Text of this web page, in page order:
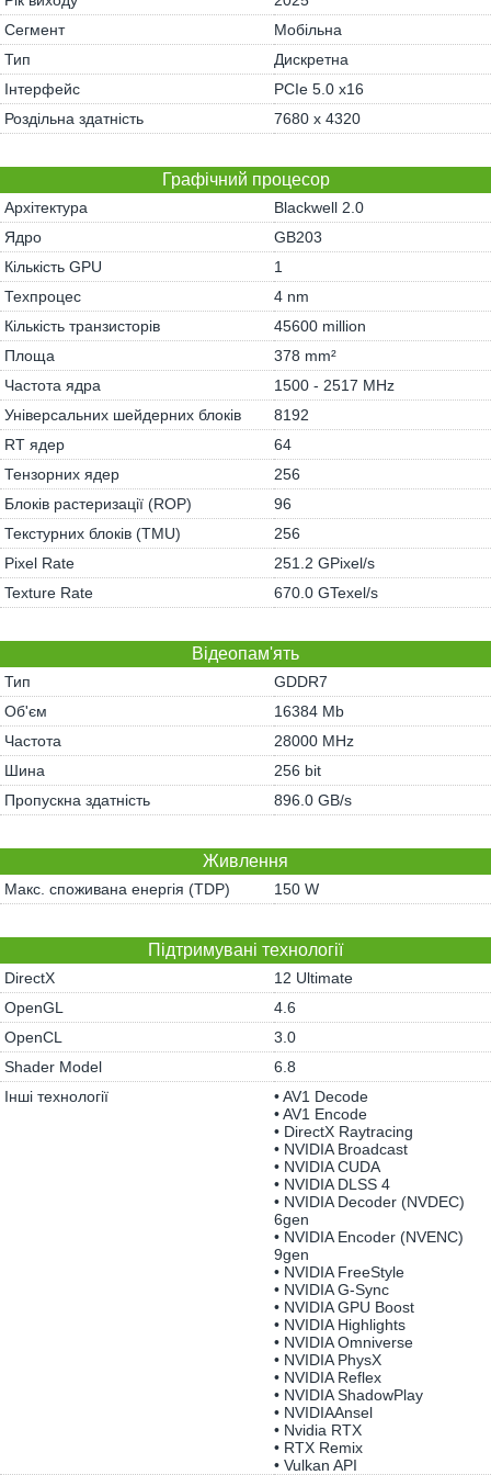
Сегмент
Мобільна
Тип
Дискретна
Інтерфейс
PCIe 5.0 x16
Роздільна здатність
7680 x 4320
Графічний процесор
Архітектура
Blackwell 2.0
Ядро
GB203
Кількість GPU
1
Техпроцес
4 nm
Кількість транзисторів
45600 million
Площа
378 mm²
Частота ядра
1500 - 2517 MHz
Універсальних шейдерних блоків
8192
RT ядер
64
Тензорних ядер
256
Блоків растеризації (ROP)
96
Текстурних блоків (TMU)
256
Pixel Rate
251.2 GPixel/s
Texture Rate
670.0 GTexel/s
Відеопам'ять
Тип
GDDR7
Об'єм
16384 Mb
Частота
28000 MHz
Шина
256 bit
Пропускна здатність
896.0 GB/s
Живлення
Макс. споживана енергія (TDP) 150 W
Підтримувані технології
DirectX
12 Ultimate
OpenGL
4.6
OpenCL
3.0
Shader Model
6.8
Інші технології
• AV1 Decode
• AV1 Encode
• DirectX Raytracing
• NVIDIA Broadcast
• NVIDIA CUDA
• NVIDIA DLSS 4
• NVIDIA Decoder (NVDEC)
6gen
• NVIDIA Encoder (NVENC)
9gen
• NVIDIA FreeStyle
• NVIDIA G-Sync
• NVIDIA GPU Boost
• NVIDIA Highlights
• NVIDIA Omniverse
• NVIDIA PhysX
• NVIDIA Reflex
• NVIDIA ShadowPlay
• NVIDIAAnsel
• Nvidia RTX
• RTX Remix
• Vulkan API